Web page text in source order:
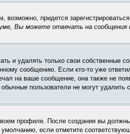
придется
Вы можете отвечать на сообщения
и удалять только свои собственные
сообщению. Если кто-то уже
на ваше сообщение, она также не
пользователи не могут удалить
профиле. После создания вы должны
если отметите